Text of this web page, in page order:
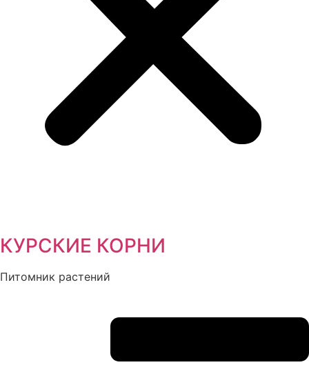
КУРСКИЕ КОРНИ
Питомник растений